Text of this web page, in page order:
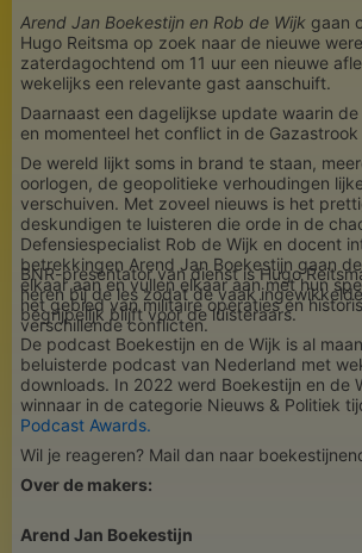
Arend Jan Boekestijn en Rob de Wijk gaan
Hugo Reitsma op zoek naar de nieuwe
zaterdagochtend om 11 uur een nieuwe
wekelijks een relevante gast aanschuift.
Daarnaast een dagelijkse update waarin
en momenteel het conflict in de
De wereld lijkt soms in brand te staan,
oorlogen, de geopolitieke verhoudingen
verschuiven. Met zoveel nieuws is het
deskundigen te luisteren die orde in de
Defensiespecialist Rob de Wijk en docent
betrekkingen Arend Jan Boekestijn gaan
elkaar aan en vullen elkaar aan met hun
het gebied van militaire operaties en
verschillende conflicten.
BNR-presentator van dienst is Hugo
heren bij de les zodat de vaak
begrijpelijk blijft voor de luisteraars.
De podcast Boekestijn en de Wijk is al
beluisterde podcast van Nederland met
downloads. In 2022 werd Boekestijn en de
winnaar in de categorie Nieuws & Politiek
Podcast Awards.
Wil je reageren? Mail dan naar
Over de makers:
Arend Jan Boekestijn